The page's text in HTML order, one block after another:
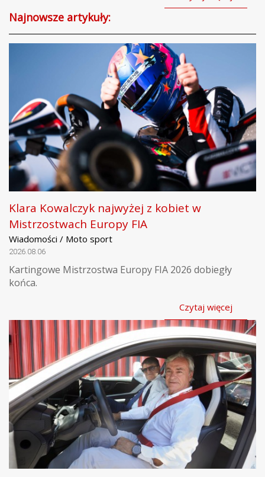
Najnowsze artykuły:
Klara Kowalczyk najwyżej z kobiet w
Mistrzostwach Europy FIA
Wiadomości / Moto sport
2026.08.06
Kartingowe Mistrzostwa Europy FIA 2026 dobiegły
końca.
Czytaj więcej